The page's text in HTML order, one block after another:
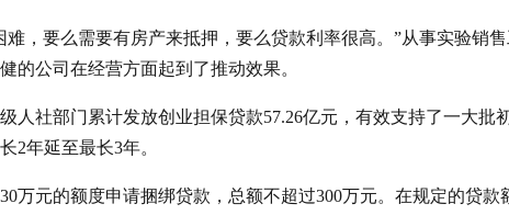
，要么需要有房产来抵押，要么贷款利率很高。”从事实验销
的公司在经营方面起到了推动效果。
人社部门累计发放创业担保贷款57.26亿元，有效支持了一大
2年延至最长3年。
万元的额度申请捆绑贷款，总额不超过300万元。在规定的贷